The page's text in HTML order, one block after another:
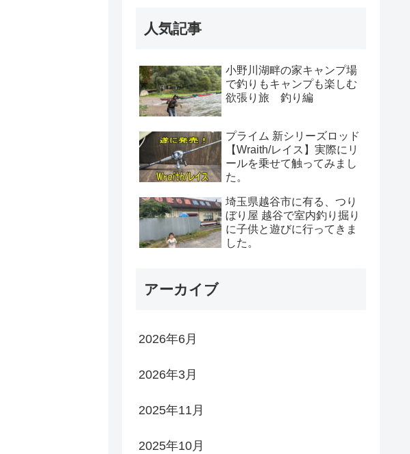
人気記事
小野川湖畔の家キャンプ場
で釣りもキャンプも楽しむ
欲張り旅 釣り編
プライム 新シリーズロッド
【Wraith/レイス】実際にリ
ールを乗せて触ってみまし
た。
埼玉県越谷市に有る、つり
ぼり屋 越谷で室内釣り掘り
に子供と遊びに行ってきま
した。
アーカイブ
2026年6月
2026年3月
2025年11月
2025年10月